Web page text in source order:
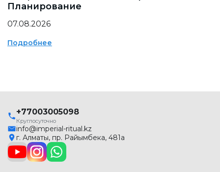
Планирование
07.08.2026
Подробнее
+77003005098
Круглосуточно
info@imperial-ritual.kz
г. Алматы, пр. Райымбека, 481а